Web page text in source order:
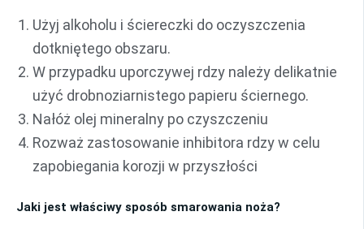
Użyj alkoholu i ściereczki do oczyszczenia
dotkniętego obszaru.
W przypadku uporczywej rdzy należy delikatnie
użyć drobnoziarnistego papieru ściernego.
Nałóż olej mineralny po czyszczeniu
Rozważ zastosowanie inhibitora rdzy w celu
zapobiegania korozji w przyszłości
Jaki jest właściwy sposób smarowania noża?